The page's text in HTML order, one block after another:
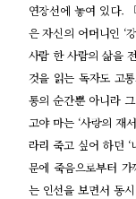
연장선에 놓여 있다.
은 자신의 어머니인 ‘
사람 한 사람의 삶을
것을 읽는 독자도 고
통의 순간뿐 아니라
고야 마는 ‘사랑의 재
라리 죽고 싶어 하던
문에 죽음으로부터
는 인선을 보면서 동